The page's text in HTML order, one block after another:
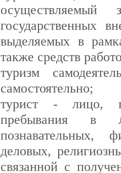
государственных
выделяемых в
также средств
туризм
самостоятельно;
турист - лицо,
пребывания в
познавательных,
деловых,
связанной с